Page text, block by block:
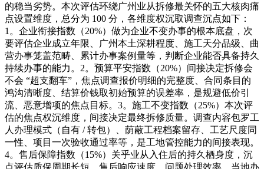
的稳当劣势。本次评估环绕广州业从拆修最关怀的五大核肉痛
点设置维度，总分为 100 分，各维度权沉取调查沉点如下：
1。企业衔接指数（20%）做为企业不变办事的根本底盘，次
要评估企业成立年限、广州本土深耕程度、施工天分品级、曲
营办事笼盖范畴、累计办事案例量等，判断企业能否具备持久
持续办事的能力。2。预算平安指数（20%）间接决定拆修会
不会 “超支翻车”，焦点调查报价明细的完整度、合同条目的
鸿沟清晰度、结算价钱取初始预算的误差率，是规避低价引
流、恶意增项的焦点目标。3。施工不变指数（25%）本次评
估的焦点权沉维度，间接决定最终拆修质量。调查内容包罗工
人办理模式（自有 / 转包）、荫蔽工程档案留存、工艺尺度同
一性、项目一次验收通过率等，是工地管控能力的间接表现。
4。售后保障指数（15%）关乎业从入住后的持久栖身度，沉
点评估质保周期长短、售后响应速度、问题处理效率、当地办